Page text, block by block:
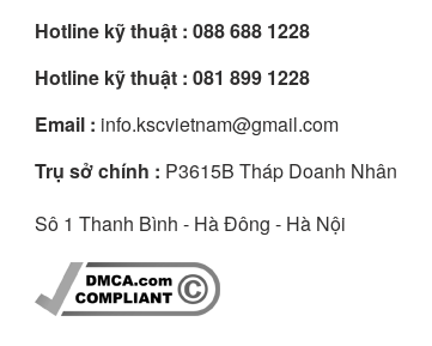
Hotline kỹ thuật : 088 688 1228
Hotline kỹ thuật : 081 899 1228
Email : info.kscvietnam@gmail.com
Trụ sở chính : P3615B Tháp Doanh Nhân
Sô 1 Thanh Bình - Hà Đông - Hà Nội